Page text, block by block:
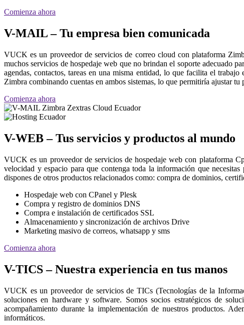
Comienza ahora
V-MAIL – Tu empresa bien comunicada
VUCK es un proveedor de servicios de correo cloud con plataforma
muchos servicios de hospedaje web que no brindan el soporte adecuado
agendas, contactos, tareas en una misma entidad, lo que facilita el
Zimbra combinando cuentas en ambos sistemas, lo que permitiría ajustar
Comienza ahora
V-WEB – Tus servicios y productos al mundo
VUCK es un proveedor de servicios de hospedaje web con plataforma
velocidad y espacio para que contenga toda la información que
dispones de otros productos relacionados como: compra de dominios,
Hospedaje web con CPanel y Plesk
Compra y registro de dominios DNS
Compra e instalación de certificados SSL
Almacenamiento y sincronización de archivos Drive
Marketing masivo de correos, whatsapp y sms
Comienza ahora
V-TICS – Nuestra experiencia en tus manos
VUCK es un proveedor de servicios de TICs (Tecnologías de la
soluciones en hardware y software. Somos socios estratégicos de
acompañamiento durante la implementación de nuestros productos.
informáticos.